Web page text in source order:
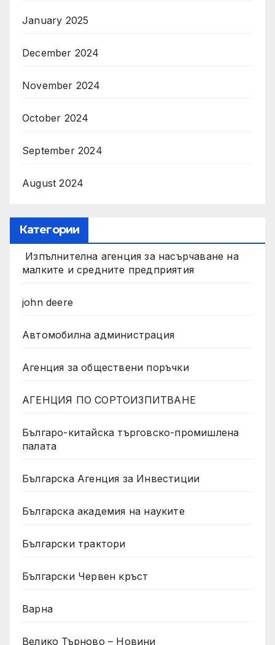
January 2025
December 2024
November 2024
October 2024
September 2024
August 2024
Категории
Изпълнителна агенция за насърчаване на
малките и средните предприятия
john deere
Автомобилна администрация
Агенция за обществени поръчки
АГЕНЦИЯ ПО СОРТОИЗПИТВАНЕ
Българо-китайска търговско-промишлена
палата
Българска Агенция за Инвестиции
Българска академия на науките
Български трактори
Български Червен кръст
Варна
Велико Търново – Новини